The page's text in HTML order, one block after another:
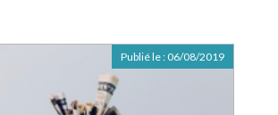
Publié le : 06/08/2019